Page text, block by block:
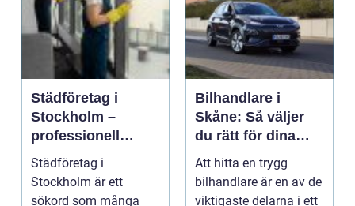
Städföretag i
Stockholm –
professionell
städning för hem
och arbetsplatser
Städföretag i
Stockholm är ett
sökord som många
Bilhandlare i
Skåne: Så väljer
du rätt för dina
behov
Att hitta en trygg
bilhandlare är en av de
viktigaste delarna i ett